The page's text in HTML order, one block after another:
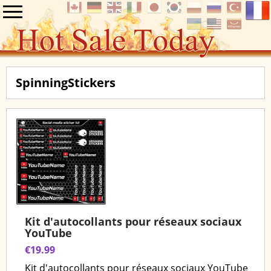
SpinningStickers
Kit d'autocollants pour réseaux sociaux
YouTube
€19.99
Kit d'autocollants pour réseaux sociaux YouTube